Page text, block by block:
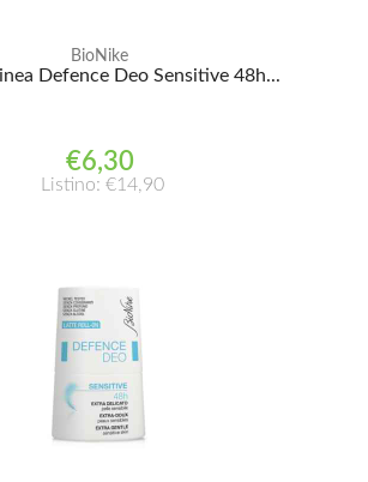
BioNike
Defence Deo Sensitive 48h...
€6,30
Listino: €14,90